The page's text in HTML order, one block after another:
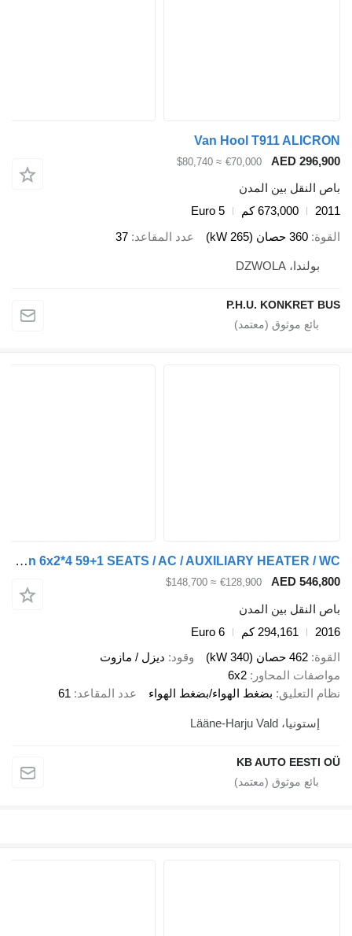
Van Hool T911 ALICRON
AED 296,900
€70,000
≈ $80,740
باص النقل بين المدن
2011
673,000 كم
Euro 5
القوة 360 حصان (265 kW) عدد المقاعد 37
بولندا، DZWOLA
P.H.U. KONKRET BUS
Van Hool TX 17 Aston 6x2*4 59+1 SEATS / AC / AUXILIARY HEATER / WC
AED 546,800
€128,900
≈ $148,700
باص النقل بين المدن
2016
294,161 كم
Euro 6
القوة 462 حصان (340 kW) وقود ديزل / مازوت
مواصفات المحاور
6x2
نظام التعليق بضغط الهواء/بضغط الهواء عدد المقاعد 61
إستونيا، Lääne-Harju Vald
KB AUTO EESTI OÜ